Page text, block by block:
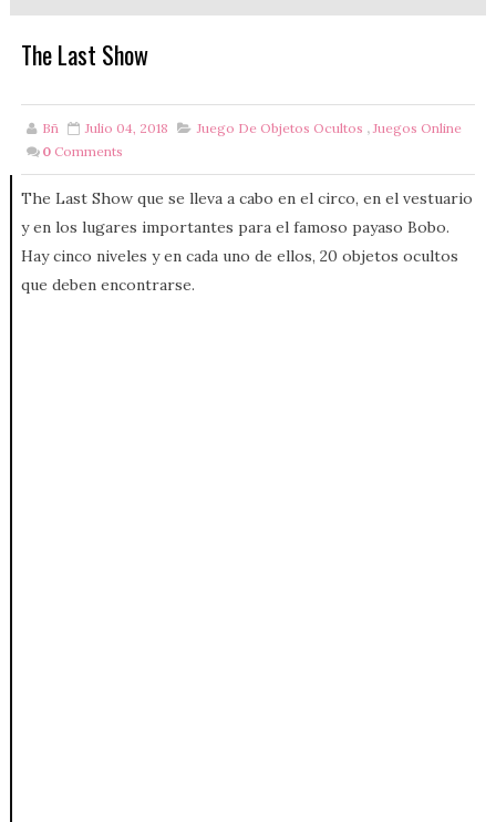
The Last Show
Bñ Julio 04, 2018 Juego De Objetos Ocultos , Juegos Online
0 Comments
The Last Show que se lleva a cabo en el circo, en el vestuario
y en los lugares importantes para el famoso payaso Bobo.
Hay cinco niveles y en cada uno de ellos, 20 objetos ocultos
que deben encontrarse.